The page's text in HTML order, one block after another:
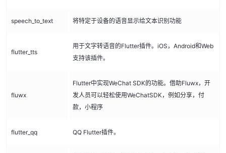
speech_to_text 将特定于设备的语音显示给文本识别功能
flutter_tts
用于文字转语音的Flutter插件。iOS，Android和Web
支持该插件。
fluwx
Flutter中实现WeChat SDK的功能。借助Fluwx，开
发人员可以轻松使用WeChatSDK，例如分享，付
款，小程序
flutter_qq QQ Flutter插件。